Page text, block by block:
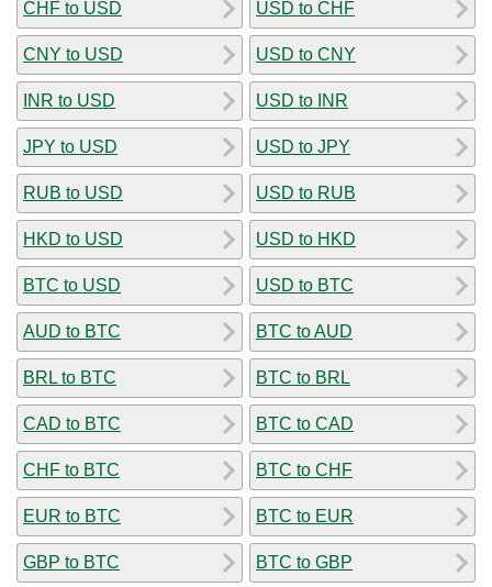
CHF to USD
CNY to USD
INR to USD
JPY to USD
RUB to USD
HKD to USD
BTC to USD
AUD to BTC
BRL to BTC
CAD to BTC
CHF to BTC
EUR to BTC
GBP to BTC
USD to CHF
USD to CNY
USD to INR
USD to JPY
USD to RUB
USD to HKD
USD to BTC
BTC to AUD
BTC to BRL
BTC to CAD
BTC to CHF
BTC to EUR
BTC to GBP